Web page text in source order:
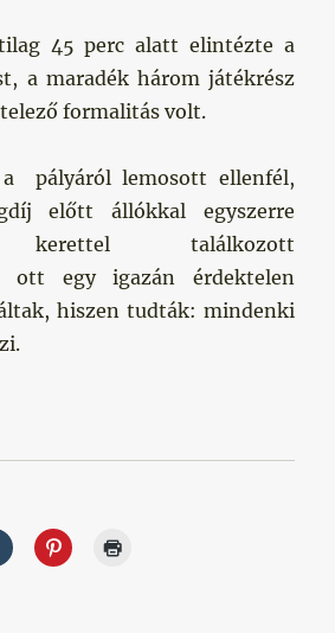
45 perc alatt elintézte a
a maradék három játékrész
formalitás volt.
pályáról lemosott ellenfél,
előtt állókkal egyszerre
kerettel találkozott
ott egy igazán érdektelen
hiszen tudták: mindenki